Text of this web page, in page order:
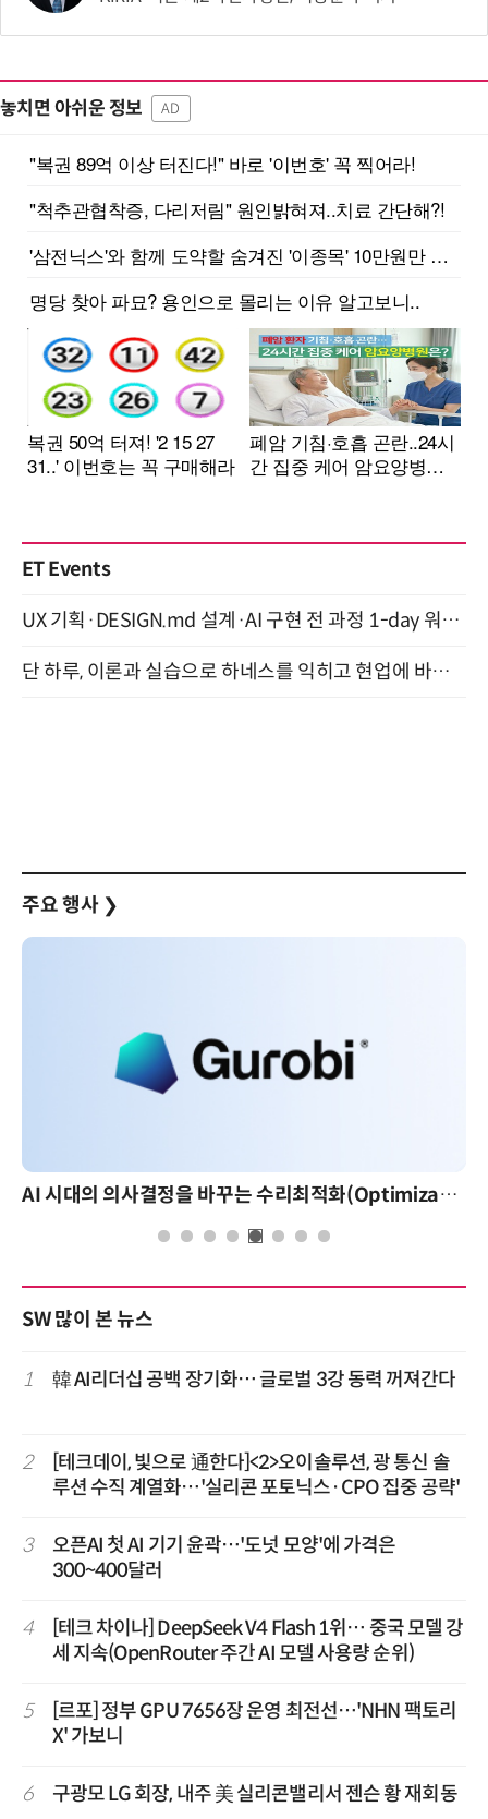
놓치면 아쉬운 정보 AD
ET Events
UX 기획·DESIGN.md 설계·AI 구현 전 과정 1-day 워크숍 with Claude Code·Codex 9월 15일 개최
단 하루, 이론과 실습으로 하네스를 익히고 현업에 바로 쓰는 핸즈온 워크숍 (8/20)
주요 행사 ❯
AI 시대의 의사결정을 바꾸는 수리최적화(Optimization): 실제 산업 적용 사례와 활용 전략
SW 많이 본 뉴스
1 韓 AI리더십 공백 장기화… 글로벌 3강 동력 꺼져간다
2
[테크데이, 빛으로 通한다]<2>오이솔루션, 광 통신 솔
루션 수직 계열화…'실리콘 포토닉스·CPO 집중 공략'
3
오픈AI 첫 AI 기기 윤곽…'도넛 모양'에 가격은
300~400달러
4
[테크 차이나] DeepSeek V4 Flash 1위… 중국 모델 강
세 지속(OpenRouter 주간 AI 모델 사용량 순위)
5
[르포] 정부 GPU 7656장 운영 최전선…'NHN 팩토리
X' 가보니
6 구광모 LG 회장, 내주 美 실리콘밸리서 젠슨 황 재회동